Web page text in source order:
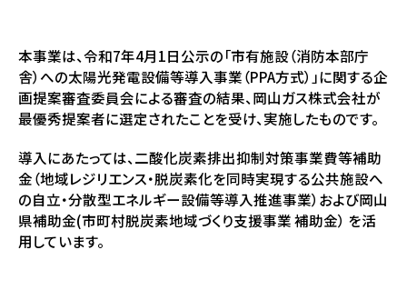
本事業は、令和7年4月1日公示の「市有施設（消防本部庁
舎）への太陽光発電設備等導入事業（PPA方式）」に関する企
画提案審査委員会による審査の結果、岡山ガス株式会社が
最優秀提案者に選定されたことを受け、実施したものです。
導入にあたっては、二酸化炭素排出抑制対策事業費等補助
金（地域レジリエンス・脱炭素化を同時実現する公共施設へ
の自立・分散型エネルギー設備等導入推進事業）および岡山
県補助金(市町村脱炭素地域づくり支援事業 補助金） を活
用しています。